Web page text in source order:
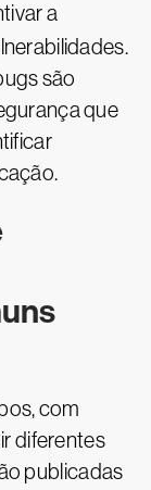
a
são
que
com
diferentes
publicadas